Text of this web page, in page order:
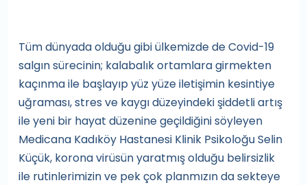
Tüm dünyada olduğu gibi ülkemizde de Covid-19
salgın sürecinin; kalabalık ortamlara girmekten
kaçınma ile başlayıp yüz yüze iletişimin kesintiye
uğraması, stres ve kaygı düzeyindeki şiddetli artış
ile yeni bir hayat düzenine geçildiğini söyleyen
Medicana Kadıköy Hastanesi Klinik Psikoloğu Selin
Küçük, korona virüsün yaratmış olduğu belirsizlik
ile rutinlerimizin ve pek çok planmızın da sekteye